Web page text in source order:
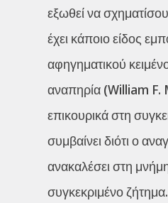
εξωθεί να
έχει κάποιο είδος
αφηγηματικού
αναπηρία (William F.
επικουρικά στη
συμβαίνει διότι ο
ανακαλέσει στη
συγκεκριμένο ζήτημα.